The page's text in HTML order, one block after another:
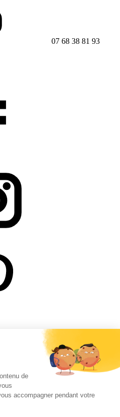
07 68 38 81 93